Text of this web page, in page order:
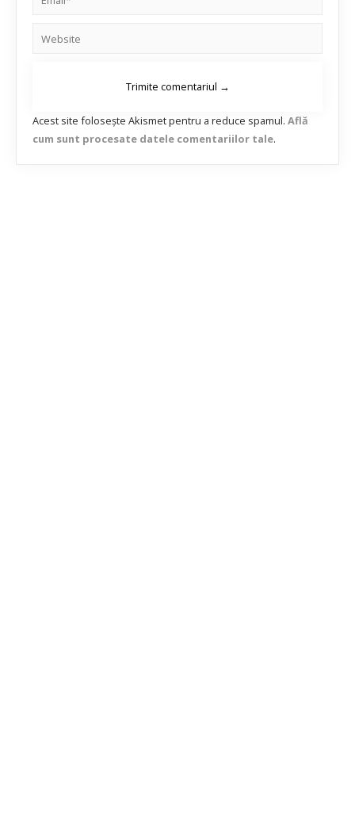
Acest site folosește Akismet pentru a reduce spamul. Află
cum sunt procesate datele comentariilor tale.